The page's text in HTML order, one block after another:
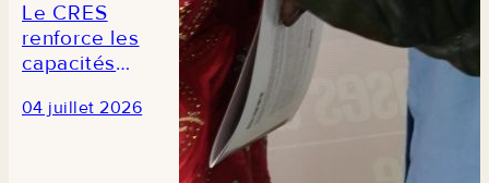
Le CRES
renforce les
capacités
journalistes
04 juillet 2026